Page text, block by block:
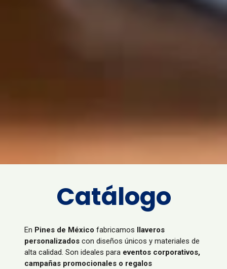
Catálogo
En Pines de México fabricamos llaveros
personalizadoscon diseños únicos y materiales de
alta calidad. Son ideales para eventos corporativos,
campañas promocionales o regalos